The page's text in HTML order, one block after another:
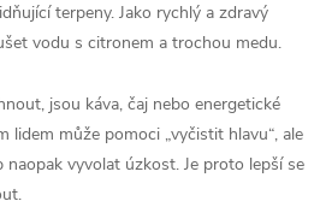
terpeny. Jako rychlý a zdravý
vodu s citronem a trochou medu.
jsou káva, čaj nebo energetické
lidem může pomoci „vyčistit hlavu“, ale
vyvolat úzkost. Je proto lepší se